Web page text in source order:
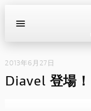
イベント
2013年6月27日
Diavel 登場！